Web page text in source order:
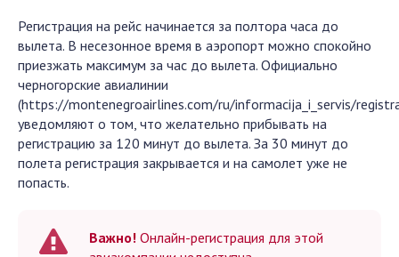
Регистрация на рейс начинается за полтора часа до
вылета. В несезонное время в аэропорт можно спокойно
приезжать максимум за час до вылета. Официально
черногорские авиалинии
(https://montenegroairlines.com/ru/informacija_i_servis/
уведомляют о том, что желательно прибывать на
регистрацию за 120 минут до вылета. За 30 минут до
полета регистрация закрывается и на самолет уже не
попасть.
Важно! Онлайн-регистрация для этой